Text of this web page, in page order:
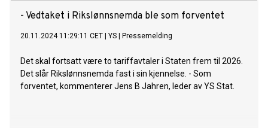
- Vedtaket i Rikslønnsnemda ble som forventet
20.11.2024 11:29:11 CET YS Pressemelding
Det skal fortsatt være to tariffavtaler i Staten frem til 2026.
Det slår Rikslønnsnemda fast i sin kjennelse. - Som
forventet, kommenterer Jens B Jahren, leder av YS Stat.